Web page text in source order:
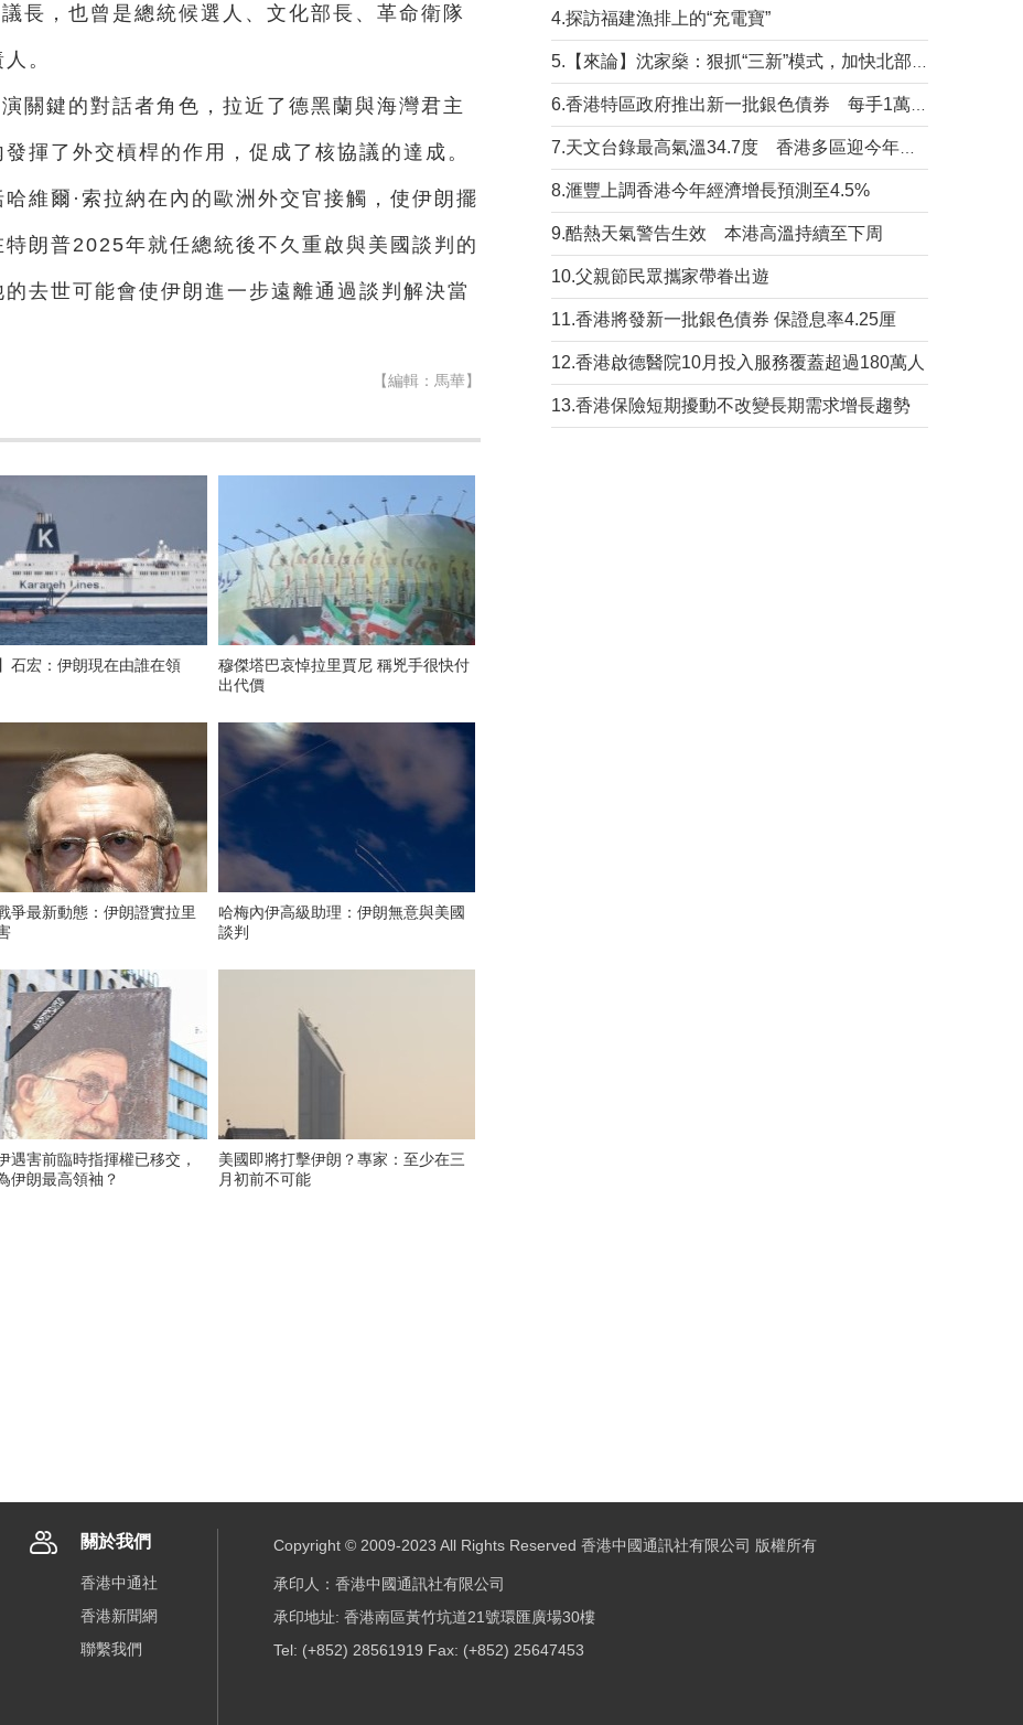
長，也曾是總統候選人、文化部長、革命衛隊
。
關鍵的對話者角色，拉近了德黑蘭與海灣君主
揮了外交槓桿的作用，促成了核協議的達成。
維爾·索拉納在內的歐洲外交官接觸，使伊朗擺
朗普2025年就任總統後不久重啟與美國談判的
去世可能會使伊朗進一步遠離通過談判解決當
【編輯：馬華】
石宏：伊朗現在由誰在領
穆傑塔巴哀悼拉里賈尼 稱兇手很快付
出代價
爭最新動態：伊朗證實拉里
哈梅內伊高級助理：伊朗無意與美國
談判
遇害前臨時指揮權已移交，
伊朗最高領袖？
美國即將打擊伊朗？專家：至少在三
月初前不可能
4.探訪福建漁排上的“充電寶”
8.滙豐上調香港今年經濟增長預測至4.5%
9.酷熱天氣警告生效 本港高溫持續至下周
10.父親節民眾攜家帶眷出遊
11.香港將發新一批銀色債券 保證息率4.25厘
12.香港啟德醫院10月投入服務覆蓋超過180萬人
13.香港保險短期擾動不改變長期需求增長趨勢
關於我們
香港中通社
香港新聞網
聯繫我們
Copyright © 2009-2023 All Rights Reserved 香港中國通訊社有限公司 版權所有
承印人：香港中國通訊社有限公司
承印地址: 香港南區黃竹坑道21號環匯廣場30樓
Tel: (+852) 28561919 Fax: (+852) 25647453